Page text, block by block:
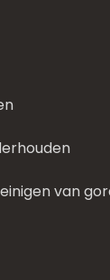
van